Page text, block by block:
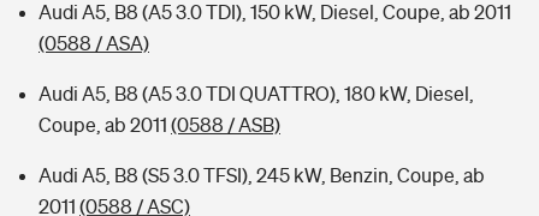
Audi A5, B8 (A5 3.0 TDI), 150 kW, Diesel, Coupe, ab 2011
(0588 / ASA)
Audi A5, B8 (A5 3.0 TDI QUATTRO), 180 kW, Diesel,
Coupe, ab 2011 (0588 / ASB)
Audi A5, B8 (S5 3.0 TFSI), 245 kW, Benzin, Coupe, ab
2011 (0588 / ASC)